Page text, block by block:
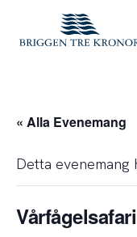
« Alla Evenemang
Detta evenemang